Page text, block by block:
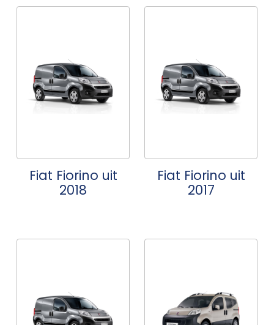
Fiat Fiorino uit
2018
Fiat Fiorino uit
2017